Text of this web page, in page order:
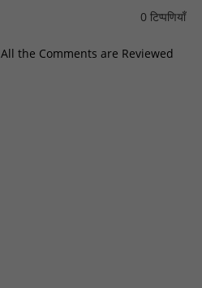
0 टिप्पणियाँ
the Comments are Reviewed